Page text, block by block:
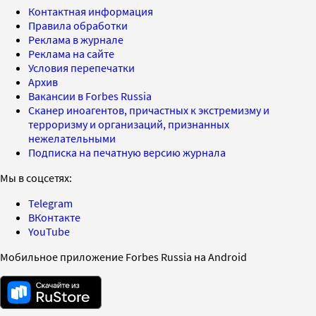
Контактная информация
Правила обработки
Реклама в журнале
Реклама на сайте
Условия перепечатки
Архив
Вакансии в Forbes Russia
Сканер иноагентов, причастных к экстремизму и
терроризму и организаций, признанных
нежелательными
Подписка на печатную версию журнала
Мы в соцсетях:
Telegram
ВКонтакте
YouTube
Мобильное приложение Forbes Russia на Android